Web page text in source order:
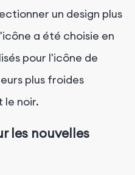
un design plus
a été choisie en
pour l'icône de
plus froides
le noir.
les nouvelles